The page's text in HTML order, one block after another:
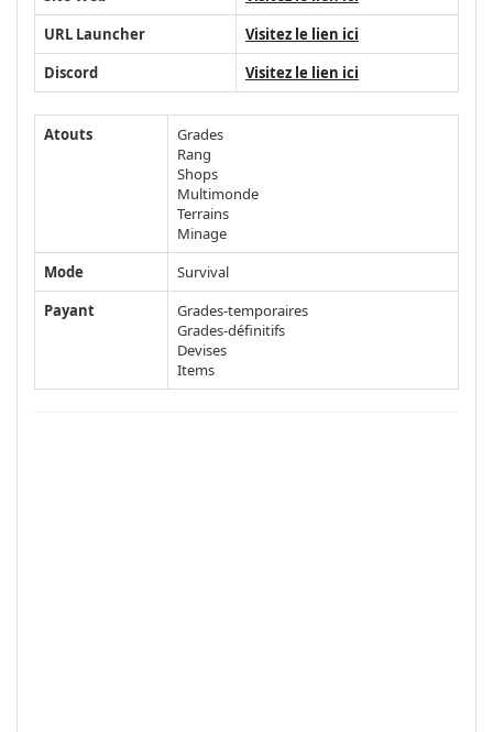
URL Launcher
Visitez le lien ici
Discord
Visitez le lien ici
Atouts
Grades
Rang
Shops
Multimonde
Terrains
Minage
Mode
Survival
Payant
Grades-temporaires
Grades-définitifs
Devises
Items